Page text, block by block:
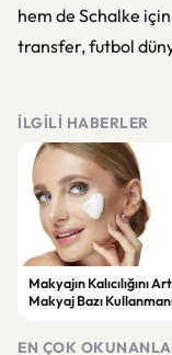
hem de Schalke
transfer, futbol
İLGILI HABERLER
Makyajın Kalıcılığını
Makyaj Bazı
EN ÇOK